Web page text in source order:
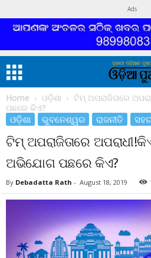
Ads
Home ଓଡ଼ିଶା
ଟିମ୍ ଅପରାଜିତାରେ
ପଛରେ କିଏ?
ଓଡ଼ିଶା ଭୁବନେଶ୍ୱର ରାଜନୀତି
ଟିମ୍ ଅପରାଜିତାରେ
ଅଭିଯୋଗ ପଛରେ କିଏ?
By Debadatta Rath - August 18, 2019